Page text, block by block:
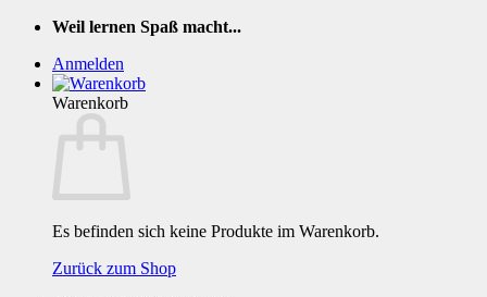
Zum
springen
Weil lernen Spaß macht...
Anmelden
Warenkorb
Es befinden sich keine Produkte im Warenkorb.
Zurück zum Shop